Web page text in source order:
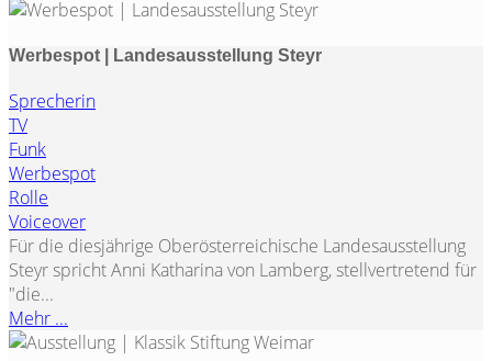
Werbespot | Landesausstellung Steyr
Sprecherin
TV
Funk
Werbespot
Rolle
Voiceover
Für die diesjährige Oberösterreichische Landesausstellung
Steyr spricht Anni Katharina von Lamberg, stellvertretend für
"die...
Mehr ...